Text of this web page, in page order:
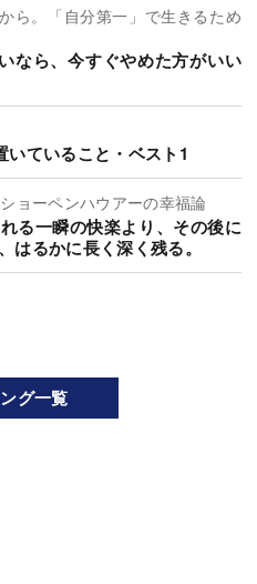
ら。「自分第一」で生きるため
なら、今すぐやめた方がいい
ていること・ベスト1
ョーペンハウアーの幸福論
る一瞬の快楽より、その後に
はるかに長く深く残る。
グ一覧